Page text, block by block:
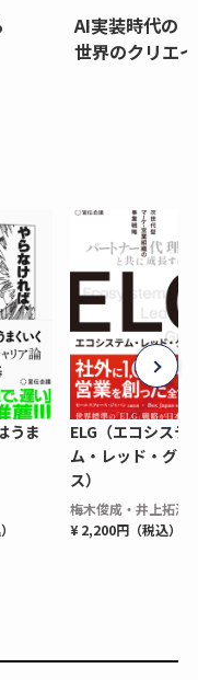
AI実装時代の
世界のクリエ
うま
ELG（エコシステ
ム・レッド・グロ
ス）
梅木俊成・井上拓海
¥ 2,200円（税込）